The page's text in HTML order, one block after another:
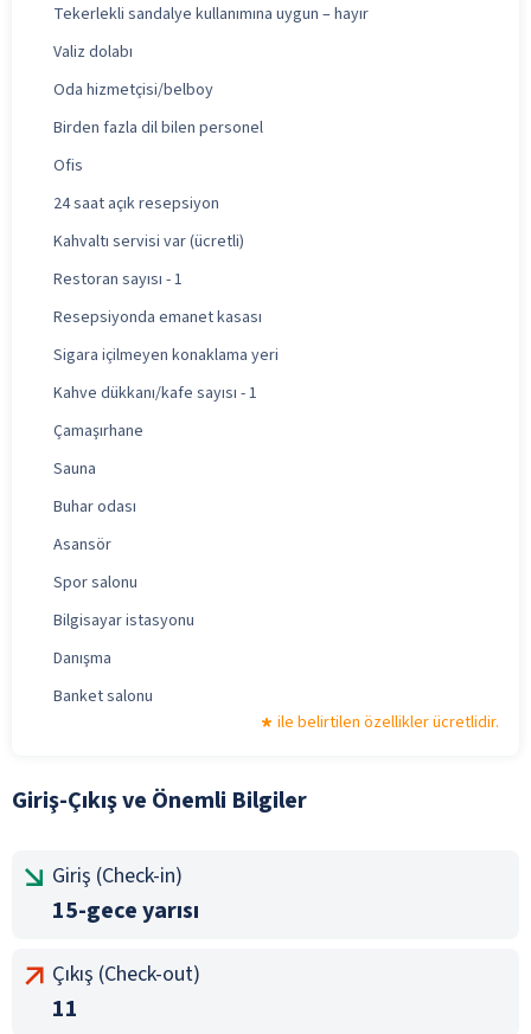
Tekerlekli sandalye kullanımına uygun – hayır
Valiz dolabı
Oda hizmetçisi/belboy
Birden fazla dil bilen personel
Ofis
24 saat açık resepsiyon
Kahvaltı servisi var (ücretli)
Restoran sayısı - 1
Resepsiyonda emanet kasası
Sigara içilmeyen konaklama yeri
Kahve dükkanı/kafe sayısı - 1
Çamaşırhane
Sauna
Buhar odası
Asansör
Spor salonu
Bilgisayar istasyonu
Danışma
Banket salonu
ile belirtilen özellikler ücretlidir.
Giriş-Çıkış ve Önemli Bilgiler
Giriş (Check-in)
15-gece yarısı
Çıkış (Check-out)
11